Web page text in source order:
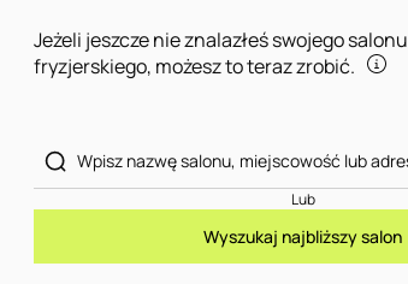
Jeżeli jeszcze nie znalazłeś swojego salonu
fryzjerskiego, możesz to teraz zrobić.
Lub
Wyszukaj najbliższy salon